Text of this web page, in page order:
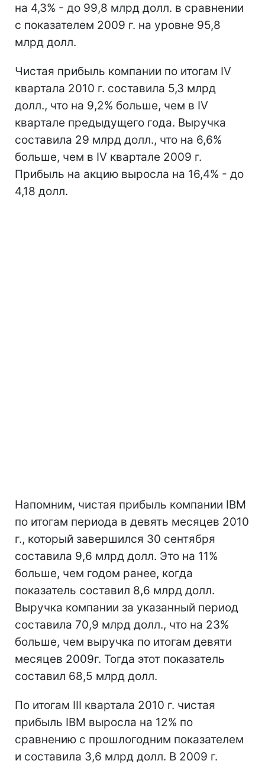
на 4,3% - до 99,8 млрд долл. в сравнении
с показателем 2009 г. на уровне 95,8
млрд долл.
Чистая прибыль компании по итогам IV
квартала 2010 г. составила 5,3 млрд
долл., что на 9,2% больше, чем в IV
квартале предыдущего года. Выручка
составила 29 млрд долл., что на 6,6%
больше, чем в IV квартале 2009 г.
Прибыль на акцию выросла на 16,4% - до
4,18 долл.
Напомним, чистая прибыль компании IBM
по итогам периода в девять месяцев 2010
г., который завершился 30 сентября
составила 9,6 млрд долл. Это на 11%
больше, чем годом ранее, когда
показатель составил 8,6 млрд долл.
Выручка компании за указанный период
составила 70,9 млрд долл., что на 23%
больше, чем выручка по итогам девяти
месяцев 2009г. Тогда этот показатель
составил 68,5 млрд долл.
По итогам III квартала 2010 г. чистая
прибыль IBM выросла на 12% по
сравнению с прошлогодним показателем
и составила 3,6 млрд долл. В 2009 г.